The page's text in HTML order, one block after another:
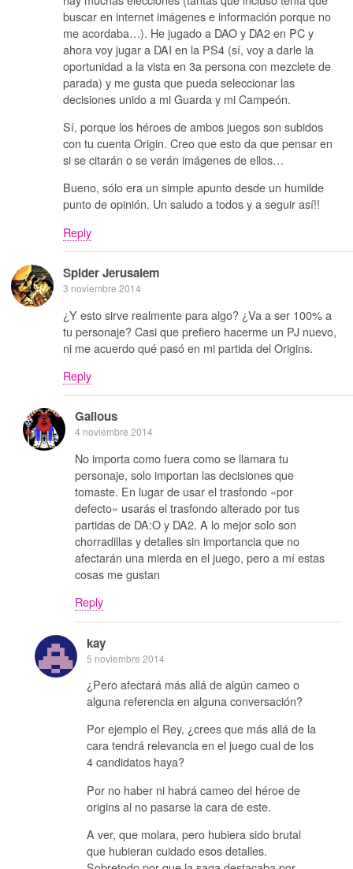
buscar en internet imágenes e información porque no
me acordaba…). He jugado a DAO y DA2 en PC y
ahora voy jugar a DAI en la PS4 (sí, voy a darle la
oportunidad a la vista en 3a persona con mezclete de
parada) y me gusta que pueda seleccionar las
decisiones unido a mi Guarda y mi Campeón.
Sí, porque los héroes de ambos juegos son subidos
con tu cuenta Origin. Creo que esto da que pensar en
si se citarán o se verán imágenes de ellos…
Bueno, sólo era un simple apunto desde un humilde
punto de opinión. Un saludo a todos y a seguir así!!
Reply
Spider Jerusalem
3 noviembre 2014
¿Y esto sirve realmente para algo? ¿Va a ser 100% a
tu personaje? Casi que prefiero hacerme un PJ nuevo,
ni me acuerdo qué pasó en mi partida del Origins.
Reply
Galious
4 noviembre 2014
No importa como fuera como se llamara tu
personaje, solo importan las decisiones que
tomaste. En lugar de usar el trasfondo «por
defecto» usarás el trasfondo alterado por tus
partidas de DA:O y DA2. A lo mejor solo son
chorradillas y detalles sin importancia que no
afectarán una mierda en el juego, pero a mí estas
cosas me gustan
Reply
kay
5 noviembre 2014
¿Pero afectará más allá de algún cameo o
alguna referencia en alguna conversación?
Por ejemplo el Rey, ¿crees que más allá de la
cara tendrá relevancia en el juego cual de los
4 candidatos haya?
Por no haber ni habrá cameo del héroe de
origins al no pasarse la cara de este.
A ver, que molara, pero hubiera sido brutal
que hubieran cuidado esos detalles.